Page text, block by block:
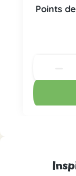
Points